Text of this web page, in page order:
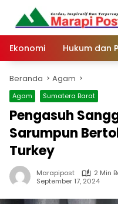
Langsung
konten
Ekonomi
Hukum dan
Beranda Agam
Agam Sumatera Barat
Pengasuh
Sarumpun
Turkey
Marapipost
2 Min
September 17, 2024